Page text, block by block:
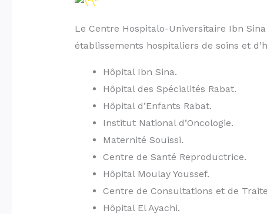
Le Centre Hospitalo-Universitaire Ibn
établissements hospitaliers de soins et
Hôpital Ibn Sina.
Hôpital des Spécialités Rabat.
Hôpital d’Enfants Rabat.
Institut National d’Oncologie.
Maternité Souissi.
Centre de Santé Reproductrice.
Hôpital Moulay Youssef.
Centre de Consultations et de
Hôpital El Ayachi.